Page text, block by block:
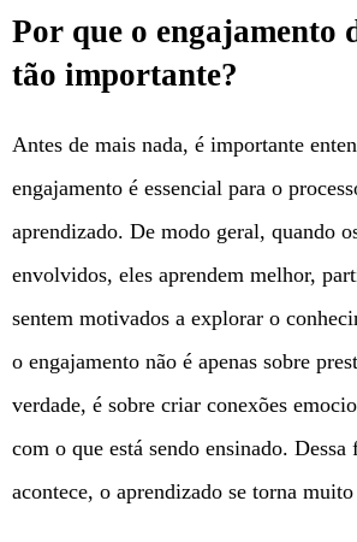
Por que o engajamento
tão importante?
Antes de mais nada, é importante
engajamento é essencial para o
aprendizado. De modo geral, quando
envolvidos, eles aprendem melhor,
sentem motivados a explorar o
o engajamento não é apenas sobre
verdade, é sobre criar conexões
com o que está sendo ensinado.
acontece, o aprendizado se torna